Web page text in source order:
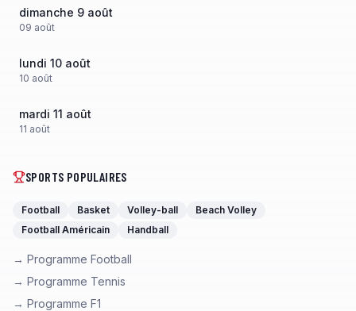
dimanche 9 août
09 août
lundi 10 août
10 août
mardi 11 août
11 août
SPORTS POPULAIRES
Football Basket Volley-ball
Beach Volley
Football Américain
Handball
→ Programme Football
→ Programme Tennis
→ Programme F1